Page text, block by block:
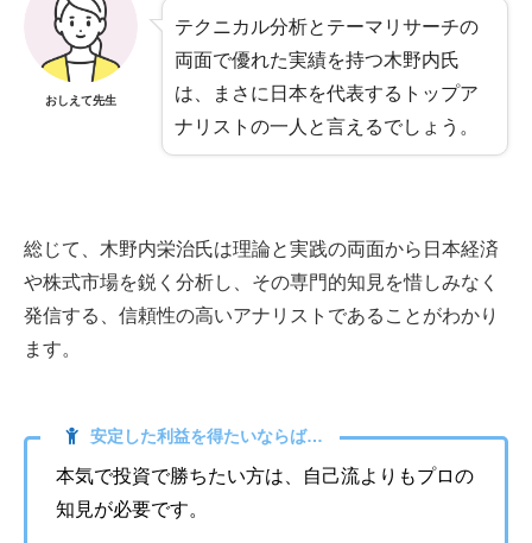
おしえて先生
テクニカル分析とテーマリサーチの
両面で優れた実績を持つ木野内氏
は、まさに日本を代表するトップア
ナリストの一人と言えるでしょう。
総じて、木野内栄治氏は理論と実践の両面から日本経済
や株式市場を鋭く分析し、その専門的知見を惜しみなく
発信する、信頼性の高いアナリストであることがわかり
ます。
安定した利益を得たいならば…
本気で投資で勝ちたい方は、自己流よりもプロの
知見が必要です。